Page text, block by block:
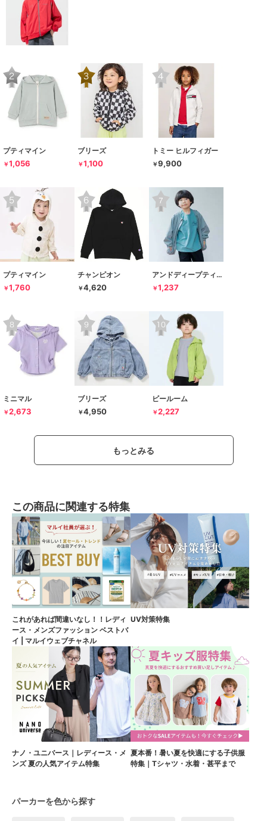
プティマイン
￥1,056
ブリーズ
￥1,100
トミー ヒルフィガー
￥9,900
プティマイン
￥1,760
チャンピオン
￥4,620
アンドディープティマイン
￥1,237
ミニマル
￥2,673
ブリーズ
￥4,950
ビールーム
￥2,227
もっとみる
この商品に関連する特集
これがあれば間違いなし！！レディ
ース・メンズファッション ベストバ
イ | マルイウェブチャネル
UV対策特集
ナノ・ユニバース｜レディース・メ
ンズ 夏の人気アイテム特集
夏本番！暑い夏を快適にする子供服
特集｜Tシャツ・水着・甚平まで
パーカーを色から探す